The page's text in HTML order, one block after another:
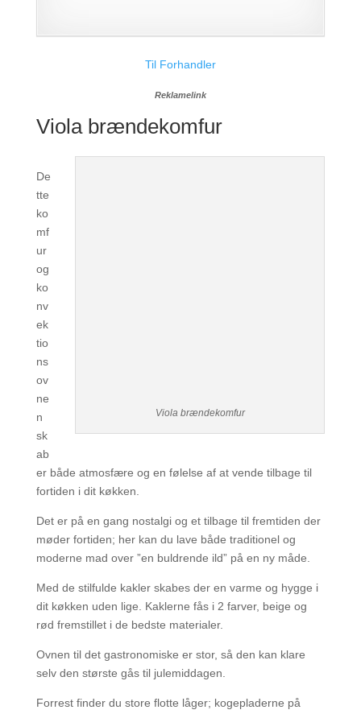
Til Forhandler
Reklamelink
Viola brændekomfur
Viola brændekomfur
De
tte
ko
mf
ur
og
ko
nv
ek
tio
ns
ov
ne
n
sk
ab
er både atmosfære og en følelse af at vende tilbage til
fortiden i dit køkken.
Det er på en gang nostalgi og et tilbage til fremtiden der
møder fortiden; her kan du lave både traditionel og
moderne mad over ”en buldrende ild” på en ny måde.
Med de stilfulde kakler skabes der en varme og hygge i
dit køkken uden lige. Kaklerne fås i 2 farver, beige og
rød fremstillet i de bedste materialer.
Ovnen til det gastronomiske er stor, så den kan klare
selv den største gås til julemiddagen.
Forrest finder du store flotte låger; kogepladerne på